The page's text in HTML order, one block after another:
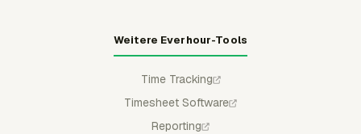
Weitere Everhour-Tools
Time Tracking
Timesheet Software
Reporting